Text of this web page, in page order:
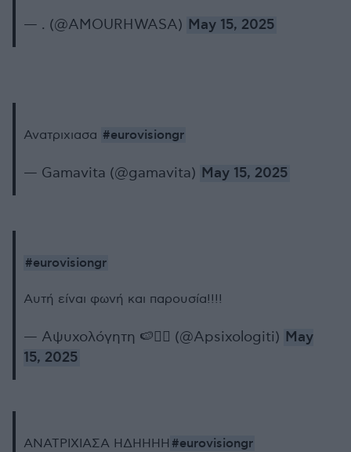
— . (@AMOURHWASA) May 15, 2025
Ανατριχιασα #eurovisiongr
— Gamavita (@gamavita) May 15, 2025
#eurovisiongr
Αυτή είναι φωνή και παρουσία!!!!
— Αψυχολόγητη 🍉❤️‍🔥 (@Apsixologiti) May
15, 2025
ΑΝΑΤΡΙΧΙΑΣΑ ΗΔΗΗΗΗ #eurovisiongr